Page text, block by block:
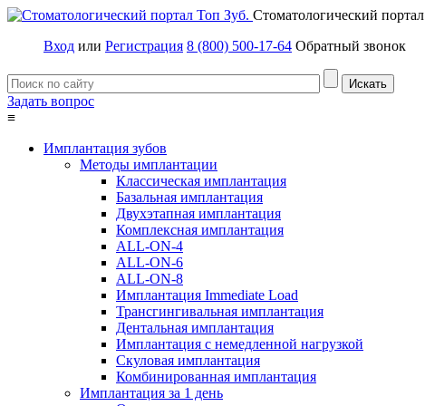
Стоматологический портал
Вход или Регистрация 8 (800) 500-17-64 Обратный звонок
Задать вопрос
≡
Имплантация зубов
Методы имплантации
Классическая имплантация
Базальная имплантация
Двухэтапная имплантация
Комплексная имплантация
ALL-ON-4
ALL-ON-6
ALL-ON-8
Имплантация Immediate Load
Трансгингивальная имплантация
Дентальная имплантация
Имплантация с немедленной нагрузкой
Скуловая имплантация
Комбинированная имплантация
Имплантация за 1 день